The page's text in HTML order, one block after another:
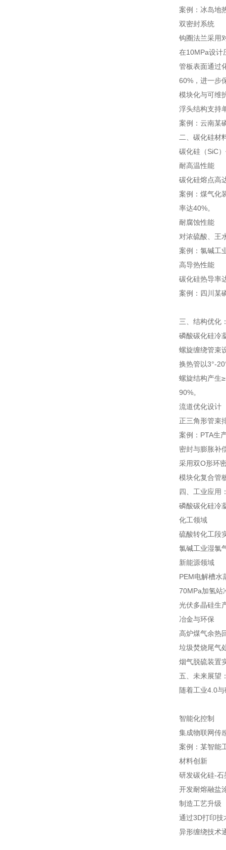
案例：冰岛地
双密封系统
钩圈法兰采用
在10MPa设计
管板表面通过
60%，进一步
模块化与可维
浮头结构支持
案例：云南某
二、碳化硅材
碳化硅（SiC
耐高温性能
碳化硅熔点高
案例：煤气化
率达40%。
耐腐蚀性能
对浓硫酸、王
案例：氯碱工
高导热性能
碳化硅热导率
案例：四川某
三、结构优化
磷酸碳化硅冷
螺旋缠绕管束
换热管以3°-
螺旋结构产生
90%。
流道优化设计
正三角形管束
案例：PTA生
密封与膨胀补
采用双O形环
模块化复合管
四、工业应用
磷酸碳化硅冷
化工领域
硫酸转化工段
氯碱工业湿氯
新能源领域
PEM电解槽水
70MPa加氢站
光伏多晶硅生
冶金与环保
高炉煤气余热
垃圾焚烧尾气
烟气脱硫装置
五、未来展望
随着工业4.0
智能化控制
集成物联网传
案例：某智能
材料创新
研发碳化硅-石
开发耐熔融盐
制造工艺升级
通过3D打印技
异形缠绕技术